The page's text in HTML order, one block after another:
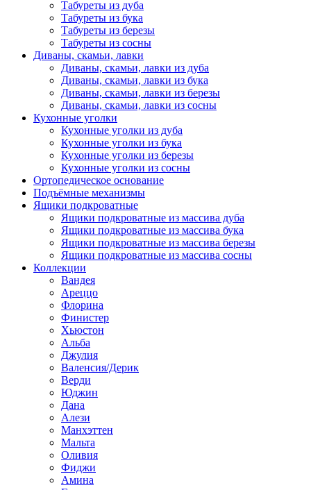
Табуреты из дуба
Табуреты из бука
Табуреты из березы
Табуреты из сосны
Диваны, скамьи, лавки
Диваны, скамьи, лавки из дуба
Диваны, скамьи, лавки из бука
Диваны, скамьи, лавки из березы
Диваны, скамьи, лавки из сосны
Кухонные уголки
Кухонные уголки из дуба
Кухонные уголки из бука
Кухонные уголки из березы
Кухонные уголки из сосны
Ортопедическое основание
Подъёмные механизмы
Ящики подкроватные
Ящики подкроватные из массива дуба
Ящики подкроватные из массива бука
Ящики подкроватные из массива березы
Ящики подкроватные из массива сосны
Коллекции
Вандея
Ареццо
Флорина
Финистер
Хьюстон
Альба
Джулия
Валенсия/Дерик
Верди
Юджин
Дана
Алези
Манхэттен
Мальта
Оливия
Фиджи
Амина